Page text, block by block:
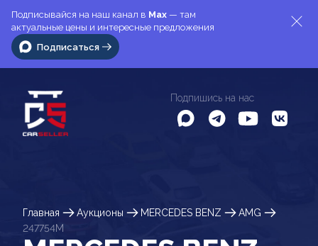
Подписывайся на наш канал в Max — там
актуальные цены и интересные предложения
Подписаться
Подпишись на нас
Главная Аукционы MERCEDES BENZ
AMG
247754M